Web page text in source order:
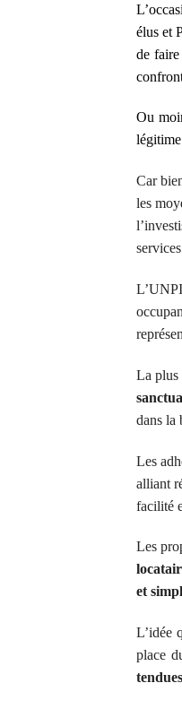
élus et
de
Ou
Car
les
La plus
dans la
Les
alliant
facilité
Les
et
L’idée
place
tendues